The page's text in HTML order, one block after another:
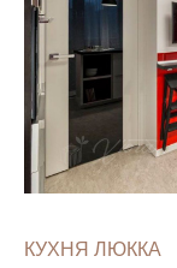
КУХНЯ ЛЮККА